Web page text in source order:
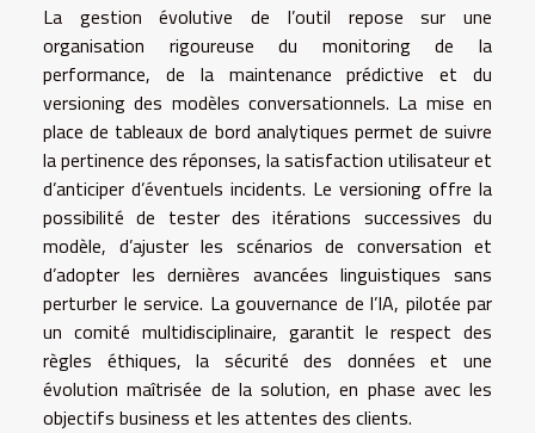
La gestion évolutive de l’outil repose sur une
organisation rigoureuse du monitoring de la
performance, de la maintenance prédictive et du
versioning des modèles conversationnels. La mise en
place de tableaux de bord analytiques permet de suivre
la pertinence des réponses, la satisfaction utilisateur et
d’anticiper d’éventuels incidents. Le versioning offre la
possibilité de tester des itérations successives du
modèle, d’ajuster les scénarios de conversation et
d’adopter les dernières avancées linguistiques sans
perturber le service. La gouvernance de l’IA, pilotée par
un comité multidisciplinaire, garantit le respect des
règles éthiques, la sécurité des données et une
évolution maîtrisée de la solution, en phase avec les
objectifs business et les attentes des clients.